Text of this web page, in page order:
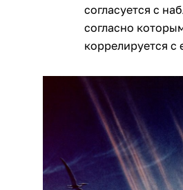
согласуется с
согласно
коррелируется с